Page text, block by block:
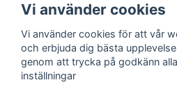
Vi använder cookies
Vi använder cookies för att vår
och erbjuda dig bästa
genom att trycka på godkänn
inställningar